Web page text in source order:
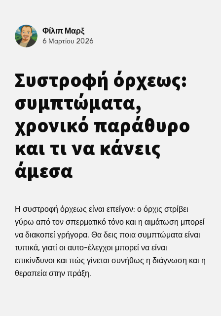
Φίλιπ Μαρξ
6 Μαρτίου 2026
Συστροφή όρχεως:
συμπτώματα,
χρονικό παράθυρο
και τι να κάνεις
άμεσα
Η συστροφή όρχεως είναι επείγον: ο όρχις στρίβει
γύρω από τον σπερματικό τόνο και η αιμάτωση μπορεί
να διακοπεί γρήγορα. Θα δεις ποια συμπτώματα είναι
τυπικά, γιατί οι αυτο-έλεγχοι μπορεί να είναι
επικίνδυνοι και πώς γίνεται συνήθως η διάγνωση και η
θεραπεία στην πράξη.